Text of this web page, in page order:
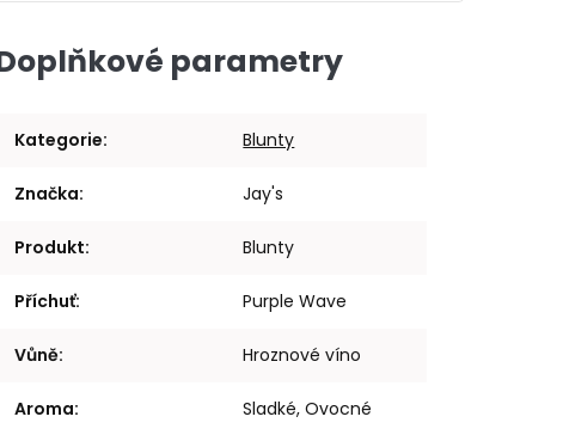
parametry
Kategorie: Blunty
Značka: Jay's
Produkt: Blunty
Příchuť: Purple Wave
Vůně: Hroznové víno
Aroma: Sladké, Ovocné